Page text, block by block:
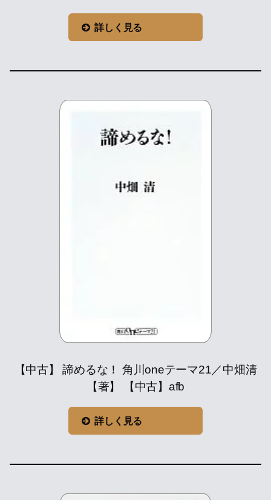
詳しく見る
【中古】 諦めるな！ 角川oneテーマ21／中畑清
【著】 【中古】afb
詳しく見る